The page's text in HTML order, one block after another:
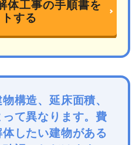
体工事の手順書を
する
構造、延床面積、
て異なります。費
したい建物がある